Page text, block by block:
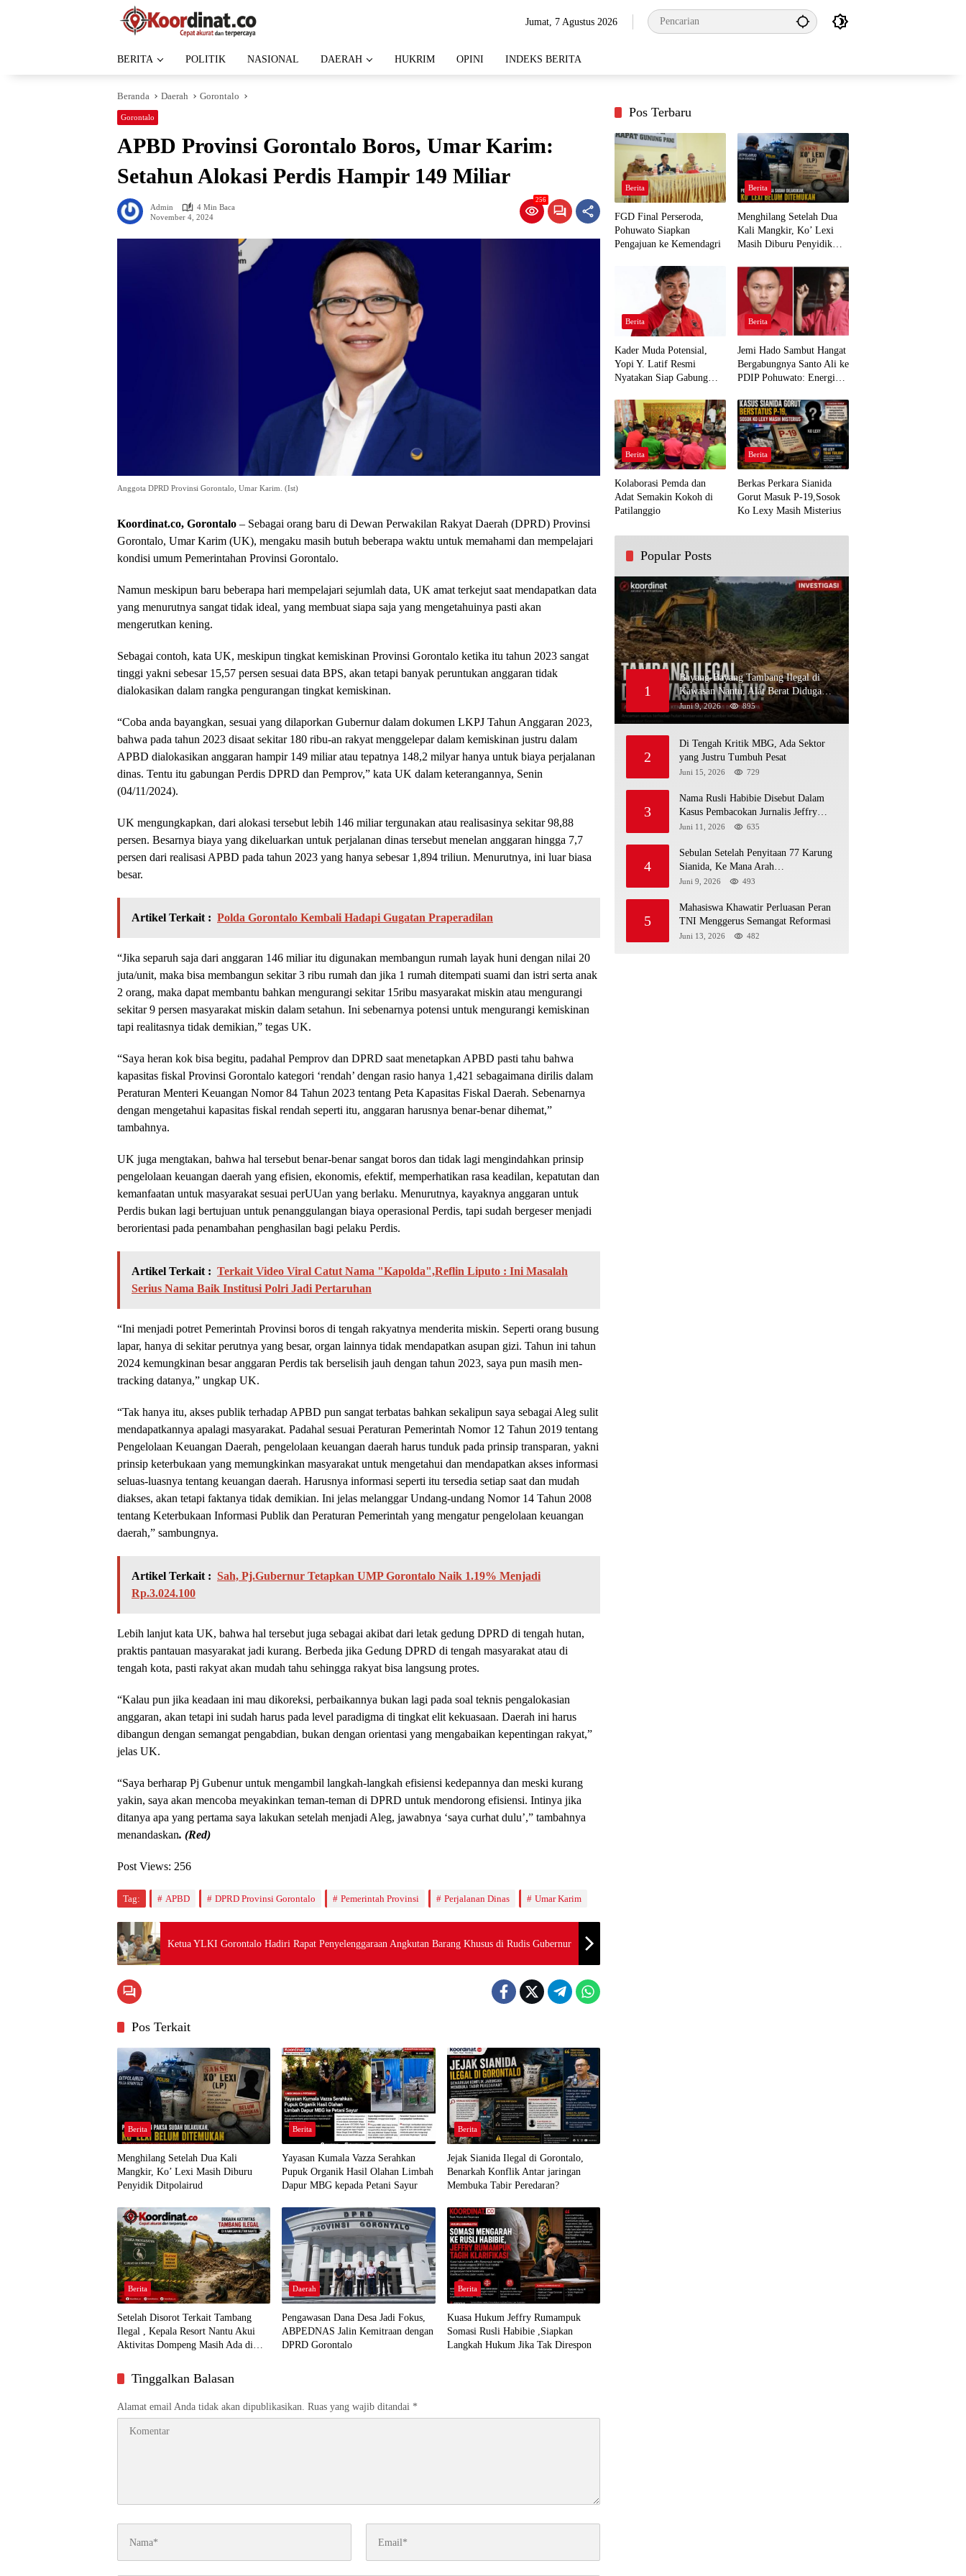
Jumat, 7 Agustus 2026
BERITA POLITIK NASIONAL DAERAH HUKRIM OPINI INDEKS BERITA
Beranda Daerah Gorontalo
Gorontalo
APBD Provinsi Gorontalo Boros, Umar Karim:
Setahun Alokasi Perdis Hampir 149 Miliar
Admin
4 Min Baca
November 4, 2024
256
Anggota DPRD Provinsi Gorontalo, Umar Karim. (Ist)
Koordinat.co, Gorontalo – Sebagai orang baru di Dewan Perwakilan Rakyat Daerah (DPRD) Provinsi
Gorontalo, Umar Karim (UK), mengaku masih butuh beberapa waktu untuk memahami dan mempelajari
kondisi umum Pemerintahan Provinsi Gorontalo.
Namun meskipun baru beberapa hari mempelajari sejumlah data, UK amat terkejut saat mendapatkan data
yang menurutnya sangat tidak ideal, yang membuat siapa saja yang mengetahuinya pasti akan
mengerutkan kening.
Sebagai contoh, kata UK, meskipun tingkat kemiskinan Provinsi Gorontalo ketika itu tahun 2023 sangat
tinggi yakni sebesar 15,57 persen sesuai data BPS, akan tetapi banyak peruntukan anggaran tidak
dialokasikan dalam rangka pengurangan tingkat kemiskinan.
“Coba anda bayangkan, sesuai yang dilaporkan Gubernur dalam dokumen LKPJ Tahun Anggaran 2023,
bahwa pada tahun 2023 disaat sekitar 180 ribu-an rakyat menggelepar dalam kemiskinan justru dalam
APBD dialokasikan anggaran hampir 149 miliar atau tepatnya 148,2 milyar hanya untuk biaya perjalanan
dinas. Tentu itu gabungan Perdis DPRD dan Pemprov,” kata UK dalam keterangannya, Senin
(04/11/2024).
UK mengungkapkan, dari alokasi tersebut lebih 146 miliar tergunakan atau realisasinya sekitar 98,88
persen. Besarnya biaya yang dikeluarkan untuk perjalanan dinas tersebut menelan anggaran hingga 7,7
persen dari realisasi APBD pada tahun 2023 yang hanya sebesar 1,894 triliun. Menurutnya, ini luar biasa
besar.
Artikel Terkait : Polda Gorontalo Kembali Hadapi Gugatan Praperadilan
“Jika separuh saja dari anggaran 146 miliar itu digunakan membangun rumah layak huni dengan nilai 20
juta/unit, maka bisa membangun sekitar 3 ribu rumah dan jika 1 rumah ditempati suami dan istri serta anak
2 orang, maka dapat membantu bahkan mengurangi sekitar 15ribu masyarakat miskin atau mengurangi
sekitar 9 persen masyarakat miskin dalam setahun. Ini sebenarnya potensi untuk mengurangi kemiskinan
tapi realitasnya tidak demikian,” tegas UK.
“Saya heran kok bisa begitu, padahal Pemprov dan DPRD saat menetapkan APBD pasti tahu bahwa
kapasitas fiskal Provinsi Gorontalo kategori ‘rendah’ dengan rasio hanya 1,421 sebagaimana dirilis dalam
Peraturan Menteri Keuangan Nomor 84 Tahun 2023 tentang Peta Kapasitas Fiskal Daerah. Sebenarnya
dengan mengetahui kapasitas fiskal rendah seperti itu, anggaran harusnya benar-benar dihemat,”
tambahnya.
UK juga mengtakan, bahwa hal tersebut benar-benar sangat boros dan tidak lagi mengindahkan prinsip
pengelolaan keuangan daerah yang efisien, ekonomis, efektif, memperhatikan rasa keadilan, kepatutan dan
kemanfaatan untuk masyarakat sesuai perUUan yang berlaku. Menurutnya, kayaknya anggaran untuk
Perdis bukan lagi bertujuan untuk penanggulangan biaya operasional Perdis, tapi sudah bergeser menjadi
berorientasi pada penambahan penghasilan bagi pelaku Perdis.
Artikel Terkait : Terkait Video Viral Catut Nama "Kapolda",Reflin Liputo : Ini Masalah
Serius Nama Baik Institusi Polri Jadi Pertaruhan
“Ini menjadi potret Pemerintah Provinsi boros di tengah rakyatnya menderita miskin. Seperti orang busung
lapar, hanya di sekitar perutnya yang besar, organ lainnya tidak mendapatkan asupan gizi. Tahun ini tahun
2024 kemungkinan besar anggaran Perdis tak berselisih jauh dengan tahun 2023, saya pun masih men-
tracking datanya,” ungkap UK.
“Tak hanya itu, akses publik terhadap APBD pun sangat terbatas bahkan sekalipun saya sebagai Aleg sulit
mendapatkannya apalagi masyarakat. Padahal sesuai Peraturan Pemerintah Nomor 12 Tahun 2019 tentang
Pengelolaan Keuangan Daerah, pengelolaan keuangan daerah harus tunduk pada prinsip transparan, yakni
prinsip keterbukaan yang memungkinkan masyarakat untuk mengetahui dan mendapatkan akses informasi
seluas-luasnya tentang keuangan daerah. Harusnya informasi seperti itu tersedia setiap saat dan mudah
diakses, akan tetapi faktanya tidak demikian. Ini jelas melanggar Undang-undang Nomor 14 Tahun 2008
tentang Keterbukaan Informasi Publik dan Peraturan Pemerintah yang mengatur pengelolaan keuangan
daerah,” sambungnya.
Artikel Terkait : Sah, Pj.Gubernur Tetapkan UMP Gorontalo Naik 1.19% Menjadi
Rp.3.024.100
Lebih lanjut kata UK, bahwa hal tersebut juga sebagai akibat dari letak gedung DPRD di tengah hutan,
praktis pantauan masyarakat jadi kurang. Berbeda jika Gedung DPRD di tengah masyarakat atau di
tengah kota, pasti rakyat akan mudah tahu sehingga rakyat bisa langsung protes.
“Kalau pun jika keadaan ini mau dikoreksi, perbaikannya bukan lagi pada soal teknis pengalokasian
anggaran, akan tetapi ini sudah harus pada level paradigma di tingkat elit kekuasaan. Daerah ini harus
dibangun dengan semangat pengabdian, bukan dengan orientasi yang mengabaikan kepentingan rakyat,”
jelas UK.
“Saya berharap Pj Gubenur untuk mengambil langkah-langkah efisiensi kedepannya dan meski kurang
yakin, saya akan mencoba meyakinkan teman-teman di DPRD untuk mendorong efisiensi. Intinya jika
ditanya apa yang pertama saya lakukan setelah menjadi Aleg, jawabnya ‘saya curhat dulu’,” tambahnya
menandaskan. (Red)
Post Views: 256
Tag: APBD DPRD Provinsi Gorontalo Pemerintah Provinsi Perjalanan Dinas Umar Karim
Ketua YLKI Gorontalo Hadiri Rapat Penyelenggaraan Angkutan Barang Khusus di Rudis Gubernur
Pos Terkait
Berita
Menghilang Setelah Dua Kali
Mangkir, Ko’ Lexi Masih Diburu
Penyidik Ditpolairud
Berita
Yayasan Kumala Vazza Serahkan
Pupuk Organik Hasil Olahan Limbah
Dapur MBG kepada Petani Sayur
Berita
Jejak Sianida Ilegal di Gorontalo,
Benarkah Konflik Antar jaringan
Membuka Tabir Peredaran?
Berita
Setelah Disorot Terkait Tambang
Ilegal , Kepala Resort Nantu Akui
Aktivitas Dompeng Masih Ada di
Daerah
Pengawasan Dana Desa Jadi Fokus,
ABPEDNAS Jalin Kemitraan dengan
DPRD Gorontalo
Berita
Kuasa Hukum Jeffry Rumampuk
Somasi Rusli Habibie ,Siapkan
Langkah Hukum Jika Tak Direspon
Tinggalkan Balasan
Alamat email Anda tidak akan dipublikasikan. Ruas yang wajib ditandai *
Pos Terbaru
Berita
FGD Final Perseroda,
Pohuwato Siapkan
Pengajuan ke Kemendagri
Berita
Menghilang Setelah Dua
Kali Mangkir, Ko’ Lexi
Masih Diburu Penyidik
Berita
Kader Muda Potensial,
Yopi Y. Latif Resmi
Nyatakan Siap Gabung
Demi Kawal Aspirasi Bumi
Panua
Berita
Jemi Hado Sambut Hangat
Bergabungnya Santo Ali ke
PDIP Pohuwato: Energi
Rakyat
Berita
Kolaborasi Pemda dan
Adat Semakin Kokoh di
Patilanggio
Berita
Berkas Perkara Sianida
Gorut Masuk P-19,Sosok
Ko Lexy Masih Misterius
Popular Posts
1
Bayang-Bayang Tambang Ilegal di
Kawasan Nantu, Alat Berat Diduga
Kembali Menembus Hutan Sapa
Juni 9, 2026 895
2
Di Tengah Kritik MBG, Ada Sektor
yang Justru Tumbuh Pesat
Juni 15, 2026 729
3
Nama Rusli Habibie Disebut Dalam
Kasus Pembacokan Jurnalis Jeffry
Rumampuk
Juni 11, 2026 635
4
Sebulan Setelah Penyitaan 77 Karung
Sianida, Ke Mana Arah
Penyidikannya?
Juni 9, 2026 493
5
Mahasiswa Khawatir Perluasan Peran
TNI Menggerus Semangat Reformasi
Juni 13, 2026 482